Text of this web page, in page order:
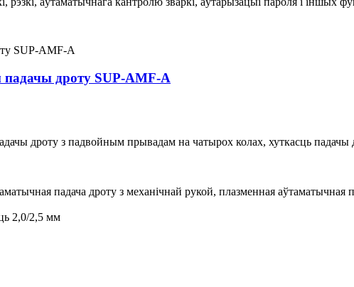
дроту SUP-AMF-A
дроту з падвойным прывадам на чатырох колах, хуткасць падачы
падача дроту з механічнай рукой, плазменная аўтаматычная
2,0/2,5 мм